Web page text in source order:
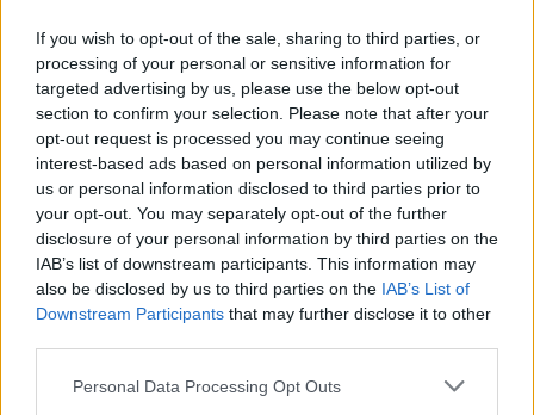
If you wish to opt-out of the sale, sharing to third parties, or
processing of your personal or sensitive information for
targeted advertising by us, please use the below opt-out
section to confirm your selection. Please note that after your
opt-out request is processed you may continue seeing
interest-based ads based on personal information utilized by
us or personal information disclosed to third parties prior to
your opt-out. You may separately opt-out of the further
disclosure of your personal information by third parties on the
IAB’s list of downstream participants. This information may
also be disclosed by us to third parties on the IAB’s List of
Downstream Participants that may further disclose it to other
Personal Data Processing Opt Outs
seznamuje děti i dospělé s
obyvateli lesa. Využívá siluety
zvířat, QR kódy a mobilní aplikaci. Stezka je určena rodinám s dětmi
i dětským skupinám, které chodí do přírody. Za 244 000 korun ji
zajistila městská organizace Správa veřejného statku (SVS) města
Plzně, řekl ČTK vedoucí úseku lesů, zeleně a vodního hospodářství
SVS Richard Havelka.
Útulek pro zvířata v Lanškrouně shání peníze na péči o
osm zanedbaných psů
1.8.2026 16:55 | LANŠKROUN ( ČTK )
Útulek pro zvířata v
Lanškrouně shání peníze na
čínského chocholáče.